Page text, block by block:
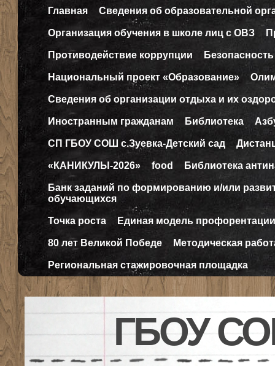
Главная Сведения об образовательной
Организация обучения в школе лиц с ОВЗ
Противодействие коррупции Безопасность
Национальный проект «Образование»
Сведения об организации отдыха и их
Иностранным гражданам Библиотека
СП ГБОУ СОШ с.Зуевка-Детский сад
«КАНИКУЛЫ-2026» food Библиотека
Банк заданий по формированию и/или
обучающихся
Точка роста Единая модель профорентации
80 лет Великой Победе Методическая
Региональная стажировочная площадка
ГБОУ